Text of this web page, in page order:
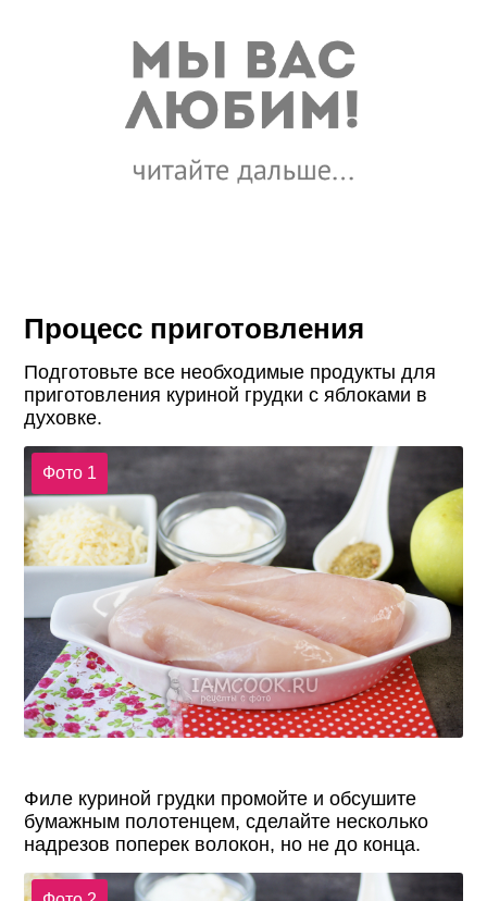
Процесс приготовления
Подготовьте все необходимые продукты для
приготовления куриной грудки с яблоками в
духовке.
Фото 1
Филе куриной грудки промойте и обсушите
бумажным полотенцем, сделайте несколько
надрезов поперек волокон, но не до конца.